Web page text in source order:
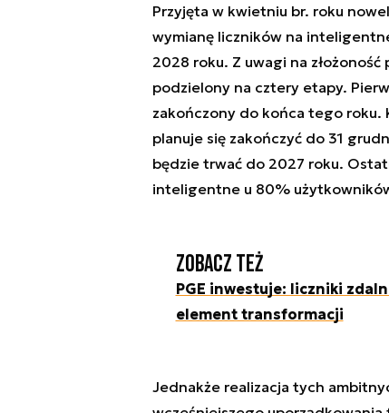
Przyjęta w kwietniu br. roku
wymianę liczników na
2028 roku. Z uwagi na
podzielony na cztery etapy.
zakończony do końca tego
planuje się zakończyć do 31
będzie trwać do 2027 roku.
inteligentne u 80%
Zobacz też
PGE inwestuje: liczniki
element transformacji
Jednakże realizacja tych